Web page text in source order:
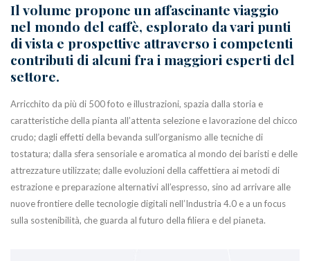
Il volume propone un affascinante viaggio
nel mondo del caffè, esplorato da vari punti
di vista e prospettive attraverso i competenti
contributi di alcuni fra i maggiori esperti del
settore.
Arricchito da più di 500 foto e illustrazioni, spazia dalla storia e
caratteristiche della pianta all’attenta selezione e lavorazione del chicco
crudo; dagli effetti della bevanda sull’organismo alle tecniche di
tostatura; dalla sfera sensoriale e aromatica al mondo dei baristi e delle
attrezzature utilizzate; dalle evoluzioni della caffettiera ai metodi di
estrazione e preparazione alternativi all’espresso, sino ad arrivare alle
nuove frontiere delle tecnologie digitali nell’Industria 4.0 e a un focus
sulla sostenibilità, che guarda al futuro della filiera e del pianeta.